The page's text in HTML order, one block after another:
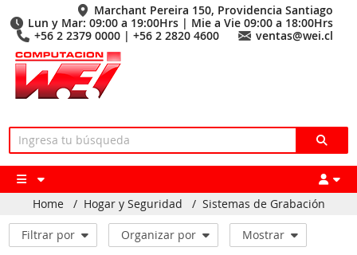
Marchant Pereira 150, Providencia Santiago
Lun y Mar: 09:00 a 19:00Hrs | Mie a Vie 09:00 a 18:00Hrs
+56 2 2379 0000 | +56 2 2820 4600
ventas@wei.cl
Home / Hogar y Seguridad / Sistemas de Grabación
Filtrar por Organizar por
Mostrar